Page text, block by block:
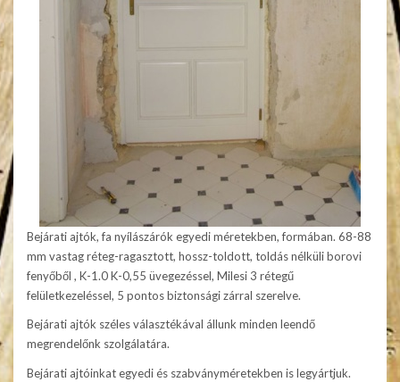
Bejárati ajtók, fa nyílászárók egyedi méretekben, formában. 68-88
mm vastag réteg-ragasztott, hossz-toldott, toldás nélküli borovi
fenyőből , K-1.0 K-0,55 üvegezéssel, Milesi 3 rétegű
felületkezeléssel, 5 pontos biztonsági zárral szerelve.
Bejárati ajtók széles választékával állunk minden leendő
megrendelőnk szolgálatára.
Bejárati ajtóinkat egyedi és szabványméretekben is legyártjuk.